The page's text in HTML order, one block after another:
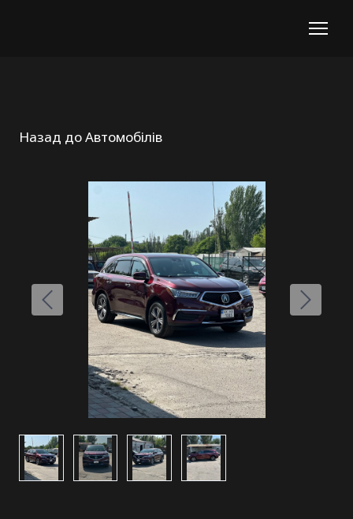
Назад до Автомобілів